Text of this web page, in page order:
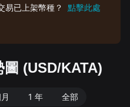
易已上架幣種？
點擊此處
(USD/KATA)
1 年 全部